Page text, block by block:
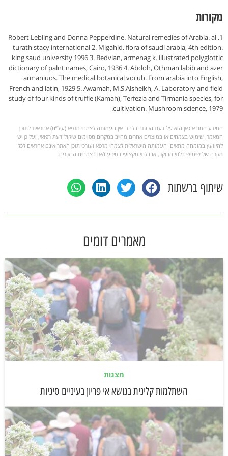
מקורות
1. Robert Lebling and Donna Pepperdine. Natural remedies of Arabia. al
turath stacy international 2. Migahid. flora of saudi arabia, 4th edition.
king saud university 1996 3. Bedvian, armenag k. iilustrated polyglottic
dictionary of palnt names, Cairo, 1936 4. Abdoh, Othman labib and azer
armaniuos. The medical botanical vocub. From arabia into English,
French and latin, 1929 5. Awamah, M.S.Alsheikh, A. Laboratory and field
study of four kinds of truffle (Kamah), Terfezia and Tirmania species, for
cultivation. Mushroom science, 1979.
המידע המובא כאן הוא על דעת הכותב בלבד. אין העמותה לצמחי מרפא (עיל”ם) אחראית לתוכן
המאמר. שימוש בצמחים או במוצרים אחרים מחייב במקרים מסוימים שיקול דעת רפואי, ועל כן יש
להיוועץ במומחה מתאים. העמותה הישראלית לצמחי מרפא ועורכי תוכן האתר אינם אחראים לכל
מקרה של שימוש בלתי מבוקר, או בלתי מקצועי במידע ו/או בצמחים הנזכרים.
שיתוף ברשתות
מאמרים דומים
מצגות
השתלמות קלינית בנושא אי פריון בעיניים סיניות